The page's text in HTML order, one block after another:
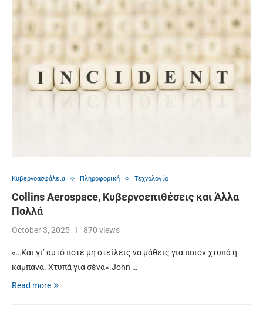
Κυβερνοασφάλεια Πληροφορική Τεχνολογία
Collins Aerospace, Κυβερνοεπιθέσεις και Άλλα
Πολλά
October 3, 2025 870 views
«…Και γι’ αυτό ποτέ μη στείλεις να μάθεις για ποιον χτυπά η
καμπάνα. Χτυπά για σένα».John …
Read more